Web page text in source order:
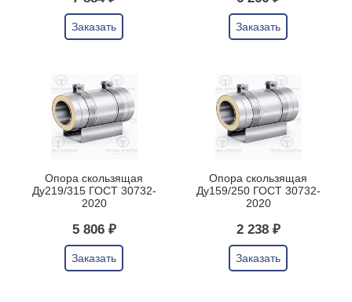
Заказать Заказать
Опора скользящая
Ду219/315 ГОСТ 30732-
2020
5 806 ₽
Заказать
Опора скользящая
Ду159/250 ГОСТ 30732-
2020
2 238 ₽
Заказать